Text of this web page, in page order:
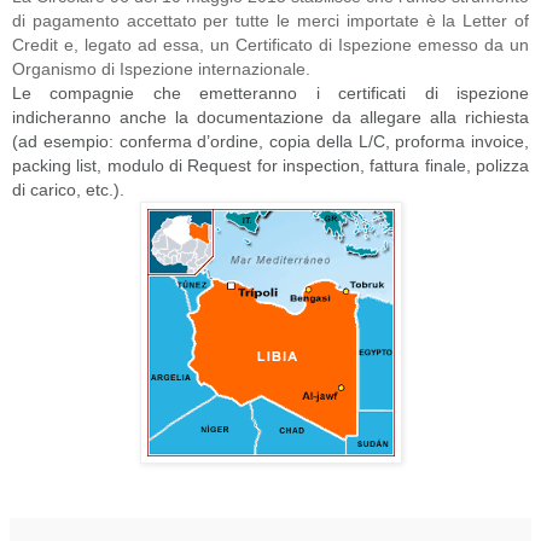
di pagamento accettato per tutte le merci importate è la Letter of
Credit e, legato ad essa, un Certificato di Ispezione emesso da un
Organismo di Ispezione internazionale.
Le compagnie che emetteranno i certificati di ispezione
indicheranno anche la documentazione da allegare alla richiesta
(ad esempio: conferma d’ordine, copia della L/C, proforma invoice,
packing list, modulo di Request for inspection, fattura finale, polizza
di carico, etc.).